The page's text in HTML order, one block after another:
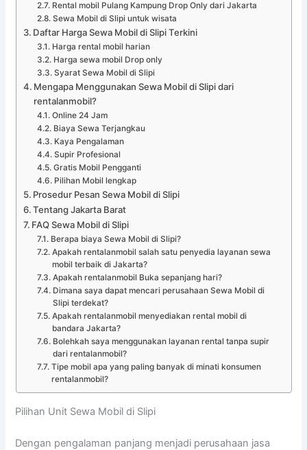
Rental mobil Pulang Kampung Drop Only dari Jakarta
Sewa Mobil di Slipi untuk wisata
Daftar Harga Sewa Mobil di Slipi Terkini
Harga rental mobil harian
Harga sewa mobil Drop only
Syarat Sewa Mobil di Slipi
Mengapa Menggunakan Sewa Mobil di Slipi dari
rentalanmobil?
Online 24 Jam
Biaya Sewa Terjangkau
Kaya Pengalaman
Supir Profesional
Gratis Mobil Pengganti
Pilihan Mobil lengkap
Prosedur Pesan Sewa Mobil di Slipi
Tentang Jakarta Barat
FAQ Sewa Mobil di Slipi
Berapa biaya Sewa Mobil di Slipi?
Apakah rentalanmobil salah satu penyedia layanan sewa
mobil terbaik di Jakarta?
Apakah rentalanmobil Buka sepanjang hari?
Dimana saya dapat mencari perusahaan Sewa Mobil di
Slipi terdekat?
Apakah rentalanmobil menyediakan rental mobil di
bandara Jakarta?
Bolehkah saya menggunakan layanan rental tanpa supir
dari rentalanmobil?
Tipe mobil apa yang paling banyak di minati konsumen
rentalanmobil?
Pilihan Unit Sewa Mobil di Slipi
Dengan pengalaman panjang menjadi perusahaan jasa